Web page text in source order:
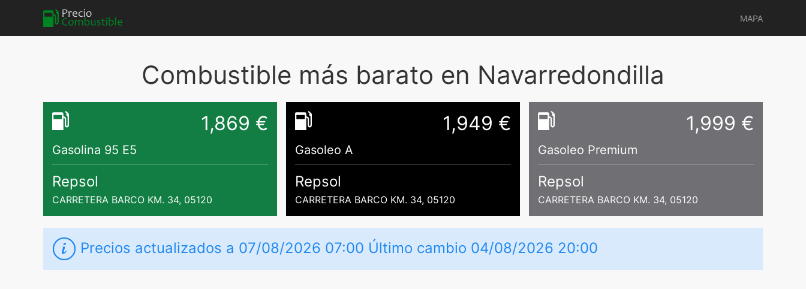
MAPA
Combustible más barato en Navarredondilla
1,869 €
Gasolina 95 E5
Repsol
CARRETERA BARCO KM. 34, 05120
1,949 €
Gasoleo A
Repsol
CARRETERA BARCO KM. 34, 05120
1,999 €
Gasoleo Premium
Repsol
CARRETERA BARCO KM. 34, 05120
Precios actualizados a 07/08/2026 07:00 Último cambio 04/08/2026 20:00